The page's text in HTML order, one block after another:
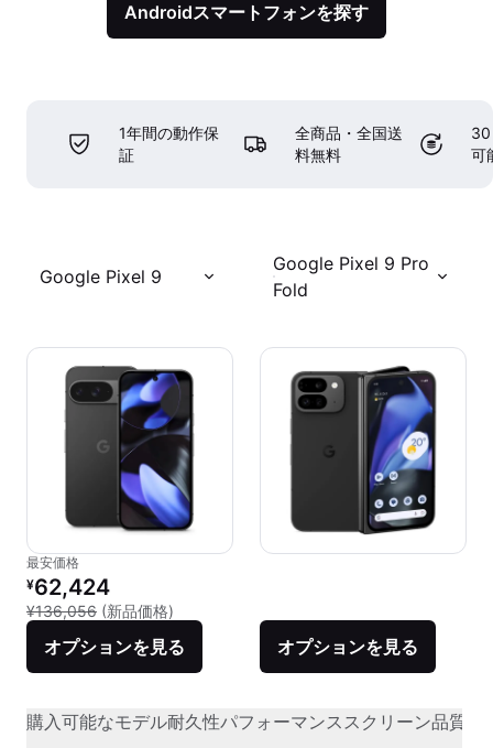
Androidスマートフォンを探す
1年間の動作保
証
全商品・全国送
料無料
30
可
Google Pixel 9
Google Pixel 9 Pro
Fold
最安価格
リファービッシュ品の価格：
¥62,424
¥136,056 (新品価格)
オプションを見る オプションを見る
購入可能なモデル耐久性パフォーマンススクリーン品質